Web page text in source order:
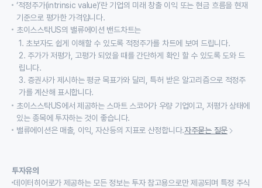
‘적정주가(intrinsic value)’란 기업의 미래 창출 이익 또는 현금 흐름을 현재
기준으로 평가한 가격입니다.
초이스스탁US의 밸류에이션 밴드차트는
1. 초보자도 쉽게 이해할 수 있도록 적정주가를 차트에 보여 드립니다.
2. 주가가 저평가, 고평가 되었을 때를 간단하게 확인 할 수 있도록 도와 드
립니다.
3. 증권사가 제시하는 평균 목표가와 달리, 특허 받은 알고리즘으로 적정주
가를 계산해 표시합니다.
초이스스탁US에서 제공하는 스마트 스코어가 우량 기업이고, 저평가 상태에
있는 종목에 투자하는 것이 좋습니다.
밸류에이션은 매출, 이익, 자산등의 지표로 산정합니다.자주묻는 질문
투자유의
데이터히어로가 제공하는 모든 정보는 투자 참고용으로만 제공되며 특정 주식